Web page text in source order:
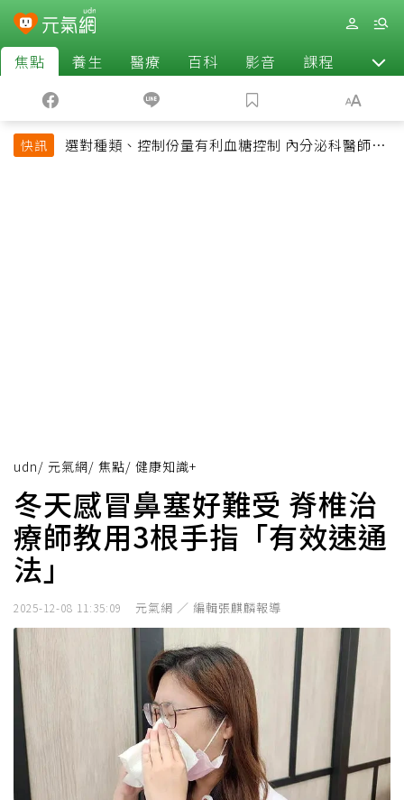
焦點 養生 醫療 百科 影音 課程 退休
快訊
選對種類、控制份量有利血糖控制 內分泌科醫師最
udn/ 元氣網/ 焦點/ 健康知識+
冬天感冒鼻塞好難受 脊椎治
療師教用3根手指「有效速通
法」
2025-12-08 11:35:09 元氣網 ／ 編輯張麒麟報導